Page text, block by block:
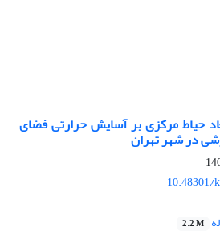
حیاط مرکزی بر آسایش حرارتی فضای
در شهر تهران
10.48301/
2.2 M